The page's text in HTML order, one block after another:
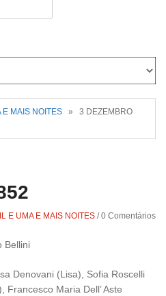
E MAIS NOITES » 3 DEZEMBRO
E UMA E MAIS NOITES /0 Comentários
Bellini
Denovani (Lisa), Sofia Roscelli
Francesco Maria Dell’ Aste